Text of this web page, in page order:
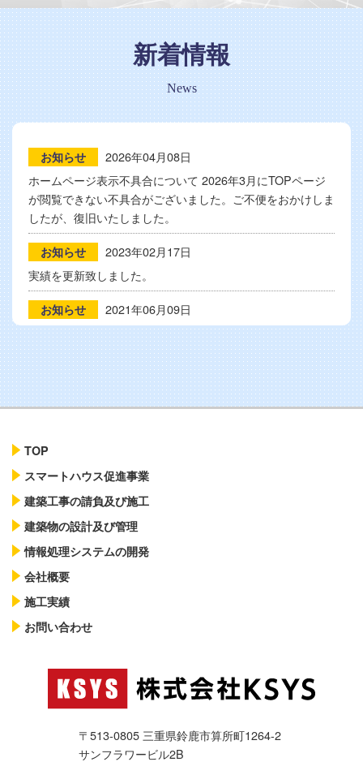
新着情報
News
お知らせ
2026年04月08日
ホームページ表示不具合について 2026年3月にTOPページ
が閲覧できない不具合がございました。ご不便をおかけしま
したが、復旧いたしました。
お知らせ
2023年02月17日
実績を更新致しました。
お知らせ
2021年06月09日
実績を更新致しました。
お知らせ
2021年04月08日
実績を更新致しました。
実績を更新致しました。
お知らせ
2018年09月19日
ホームページを公開しました
TOP
スマートハウス促進事業
建築工事の請負及び施工
建築物の設計及び管理
情報処理システムの開発
会社概要
施工実績
お問い合わせ
〒513-0805 三重県鈴鹿市算所町1264-2
サンフラワービル2B